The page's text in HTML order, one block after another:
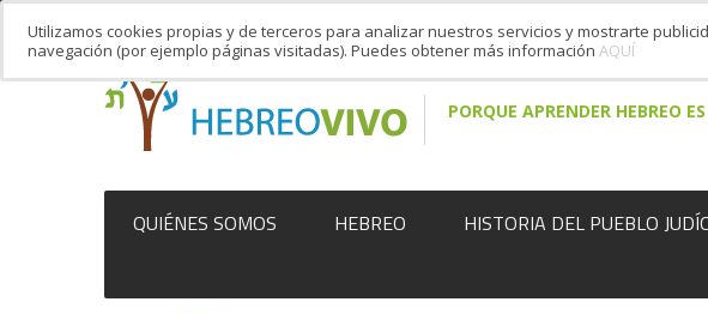
PORQUE APRENDER HEBREO
QUIÉNES SOMOS HEBREO HISTORIA DEL PUEBLO
Utilizamos cookies propias y de terceros para analizar nuestros servicios y mostrarte
navegación (por ejemplo páginas visitadas). Puedes obtener más información AQUÍ